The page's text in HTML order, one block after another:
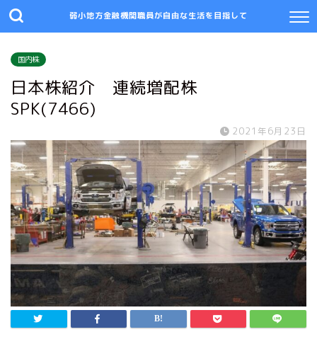
弱小地方金融機関職員が自由な生活を目指して
国内株
日本株紹介 連続増配株
SPK(7466)
2021年6月23日